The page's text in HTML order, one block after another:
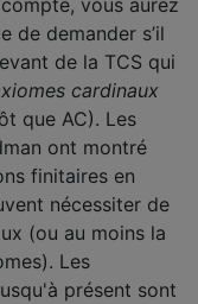
vous aurez
de demander s’il
de la TCS qui
cardinaux
que AC). Les
ont montré
finitaires en
nécessiter de
(ou au moins la
Les
présent sont